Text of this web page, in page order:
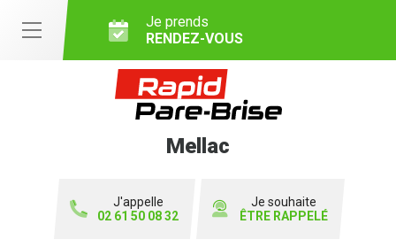
Je prends
RENDEZ-VOUS
Mellac
J'appelle
02 61 50 08 32
Je souhaite
ÊTRE RAPPELÉ